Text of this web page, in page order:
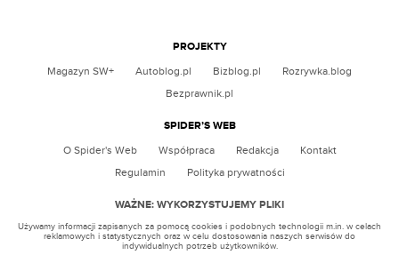
WAŻNE: WYKORZYSTUJEMY PLIKI
Używamy informacji zapisanych za pomocą cookies i podobnych technologii m.in. w celach
reklamowych i statystycznych oraz w celu dostosowania naszych serwisów do
indywidualnych potrzeb użytkowników.
PROJEKTY
Magazyn SW+ Autoblog.pl Bizblog.pl
Rozrywka.blog
Bezprawnik.pl
SPIDER’S WEB
O Spider's Web Współpraca Redakcja
Kontakt
Regulamin
Polityka prywatności